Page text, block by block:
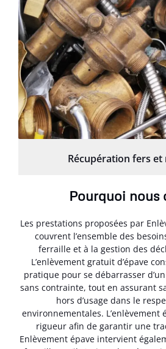
Récupération fers et
Pourquoi nous
Les prestations proposées par
couvrent l’ensemble des
ferraille et à la gestion des
L’enlèvement gratuit d’épave
pratique pour se débarrasser
sans contrainte, tout en assurant
hors d’usage dans le
environnementales. L’enlèvement
rigueur afin de garantir une
Enlèvement épave intervient